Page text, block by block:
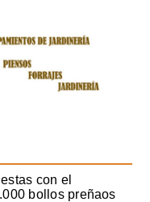
con el
bollos preñaos